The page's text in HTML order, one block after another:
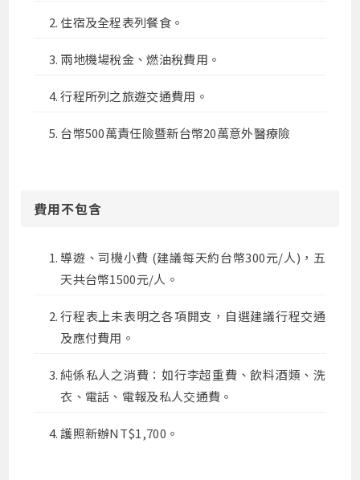
住宿及全程表列餐食。
兩地機場稅金、燃油稅費用。
行程所列之旅遊交通費用。
台幣500萬責任險暨新台幣20萬意外醫療險
費用不包含
導遊、司機小費 (建議每天約台幣300元/人)，五
天共台幣1500元/人。
行程表上未表明之各項開支，自選建議行程交通
及應付費用。
純係私人之消費：如行李超重費、飲料酒類、洗
衣、電話、電報及私人交通費。
護照新辦NT$1,700。